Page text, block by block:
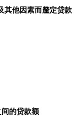
其他因素而釐定贷款
的贷款额